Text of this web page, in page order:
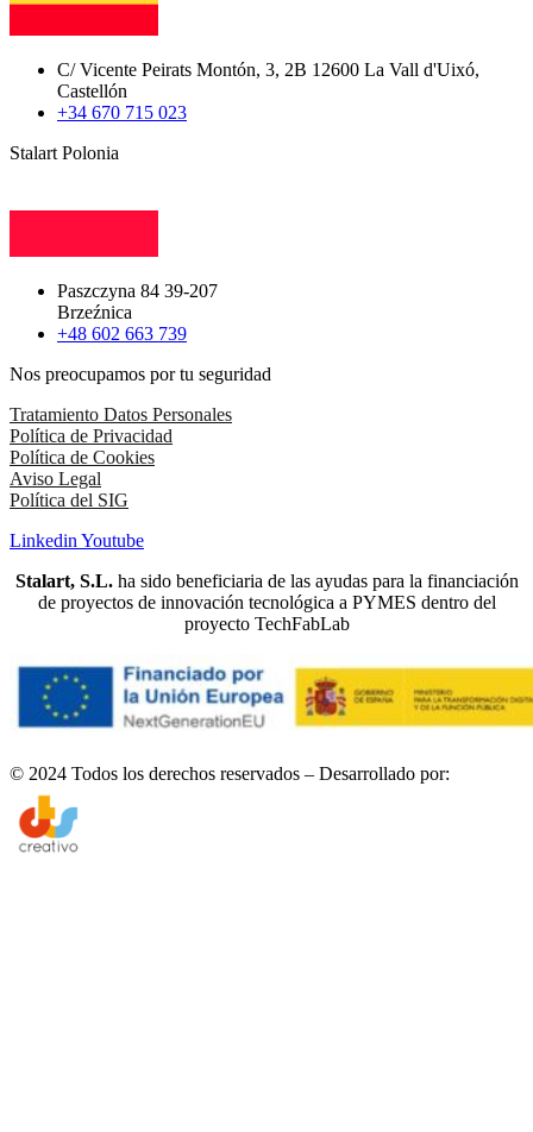
C/ Vicente Peirats Montón, 3, 2B 12600 La Vall d'Uixó,
Castellón
+34 670 715 023
Stalart Polonia
Paszczyna 84 39-207
Brzeźnica
+48 602 663 739
Nos preocupamos por tu seguridad
Tratamiento Datos Personales
Política de Privacidad
Política de Cookies
Aviso Legal
Política del SIG
Linkedin Youtube
Stalart, S.L.ha sido beneficiaria de las ayudas para la financiación
de proyectos de innovación tecnológica a PYMES dentro del
proyecto TechFabLab
© 2024 Todos los derechos reservados – Desarrollado por: